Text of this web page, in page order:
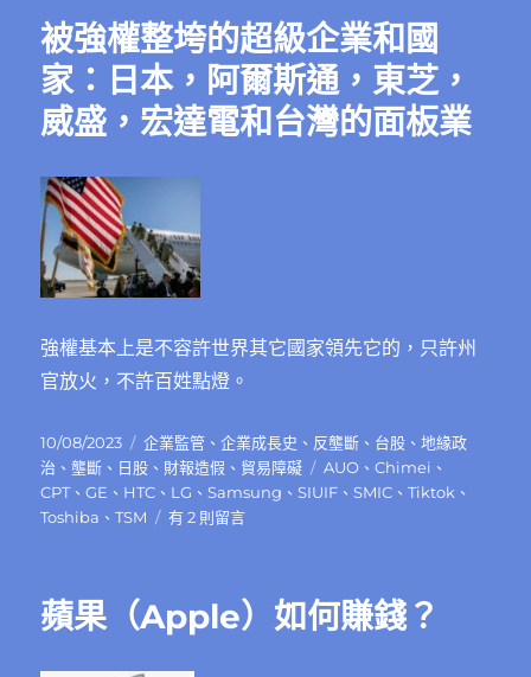
被強權整垮的超級企業和國
家：日本，阿爾斯通，東芝，
威盛，宏達電和台灣的面板業
強權基本上是不容許世界其它國家領先它的，只許州
官放火，不許百姓點燈。
發
佈
日
期:
10/08/2023
分
類
企業監管 、企業成長史 、 反壟斷 、 台股 、地緣政
治 、壟斷 、 日股 、 財報造假 、 貿易障礙
標
籤
AUO 、Chimei 、
CPT、GE 、 HTC 、 LG 、Samsung 、SIUIF 、SMIC 、Tiktok 、
Toshiba 、TSM
在
整
垮
有 2 則留言
蘋果（Apple）如何賺錢？